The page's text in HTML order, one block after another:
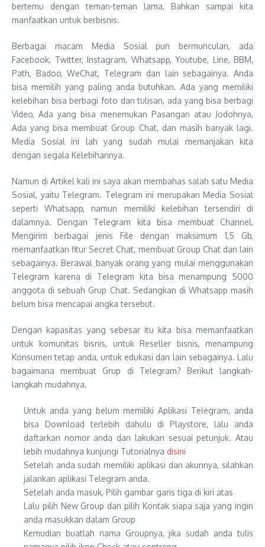
bertemu dengan teman-teman lama, Bahkan sampai kita
manfaatkan untuk berbisnis.
Berbagai macam Media Sosial pun bermunculan, ada
Facebook, Twitter, Instagram, Whatsapp, Youtube, Line, BBM,
Path, Badoo, WeChat, Telegram dan lain sebagainya. Anda
bisa memilih yang paling anda butuhkan. Ada yang memiliki
kelebihan bisa berbagi foto dan tulisan, ada yang bisa berbagi
Video, Ada yang bisa menemukan Pasangan atau Jodohnya,
Ada yang bisa membuat Group Chat, dan masih banyak lagi.
Media Sosial ini lah yang sudah mulai memanjakan kita
dengan segala Kelebihannya.
Namun di Artikel kali ini saya akan membahas salah satu Media
Sosial, yaitu Telegram. Telegram ini merupakan Media Sosial
seperti Whatsapp, namun memiliki kelebihan tersendiri di
dalamnya. Dengan Telegram kita bisa membuat Channel,
Mengirim berbagai jenis File dengan maksimum 1,5 Gb,
memanfaatkan fitur Secret Chat, membuat Group Chat dan lain
sebagainya. Berawal banyak orang yang mulai menggunakan
Telegram karena di Telegram kita bisa menampung 5000
anggota di sebuah Grup Chat. Sedangkan di Whatsapp masih
belum bisa mencapai angka tersebut.
Dengan kapasitas yang sebesar itu kita bisa memanfaatkan
untuk komunitas bisnis, untuk Reseller bisnis, menampung
Konsumen tetap anda, untuk edukasi dan lain sebagainya. Lalu
bagaimana membuat Grup di Telegram? Berikut langkah-
langkah mudahnya.
Untuk anda yang belum memiliki Aplikasi Telegram, anda
bisa Download terlebih dahulu di Playstore, lalu anda
daftarkan nomor anda dan lakukan sesuai petunjuk. Atau
lebih mudahnya kunjungi Tutorialnya disini
Setelah anda sudah memiliki aplikasi dan akunnya, silahkan
jalankan aplikasi Telegram anda.
Setelah anda masuk, Pilih gambar garis tiga di kiri atas
Lalu pilih New Group dan pilih Kontak siapa saja yang ingin
anda masukkan dalam Group
Kemudian buatlah nama Groupnya, jika sudah anda tulis